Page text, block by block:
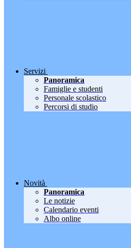
Servizi
Panoramica
Famiglie e studenti
Personale scolastico
Percorsi di studio
Novità
Panoramica
Le notizie
Calendario eventi
Albo online